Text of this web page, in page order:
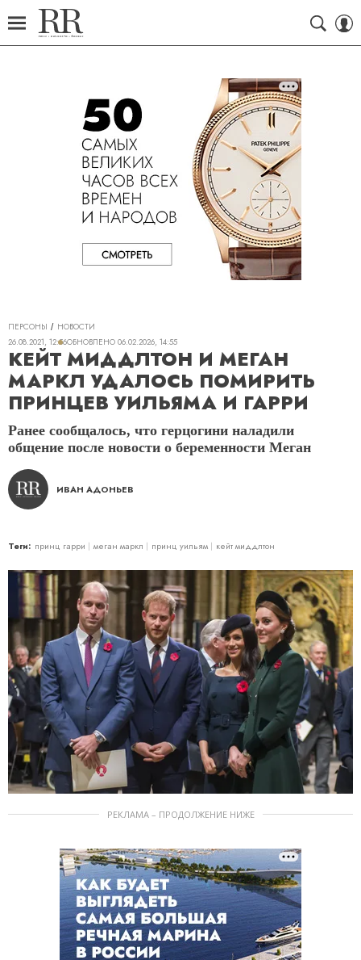
ПЕРСОНЫ
НОВОСТИ
26.08.2021, 12:56ОБНОВЛЕНО 06.02.2026, 14:55
КЕЙТ МИДДЛТОН И МЕГАН
МАРКЛ УДАЛОСЬ ПОМИРИТЬ
ПРИНЦЕВ УИЛЬЯМА И ГАРРИ
Ранее сообщалось, что герцогини наладили
общение после новости о беременности Меган
ИВАН АДОНЬЕВ
Теги: принц гарри меган маркл принц уильям кейт миддлтон
РЕКЛАМА – ПРОДОЛЖЕНИЕ НИЖЕ